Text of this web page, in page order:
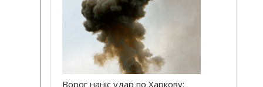
Ворог наніс удар по Харкову: